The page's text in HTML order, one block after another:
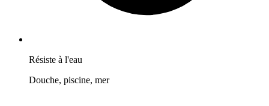
Résiste à l'eau
Douche, piscine, mer